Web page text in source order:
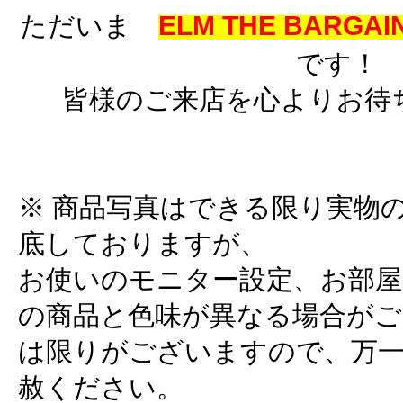
ただいま ELM THE
です！
皆様のご来店を心よりお
※ 商品写真はできる限り実物
底しておりますが、
お使いのモニター設定、お部
の商品と色味が異なる場合が
は限りがございますので、万
赦ください。